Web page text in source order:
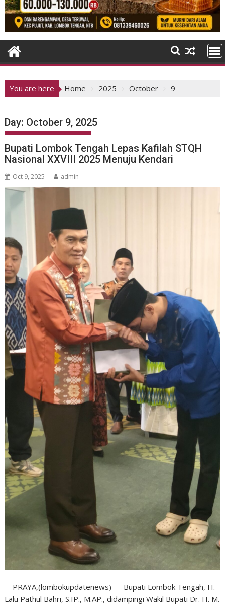
You are here Home 2025 October 9
Day: October 9, 2025
Bupati Lombok Tengah Lepas Kafilah STQH
Nasional XXVIII 2025 Menuju Kendari
Oct 9, 2025 admin
PRAYA,(lombokupdatenews) — Bupati Lombok Tengah, H.
Lalu Pathul Bahri, S.IP., M.AP., didampingi Wakil Bupati Dr. H. M.